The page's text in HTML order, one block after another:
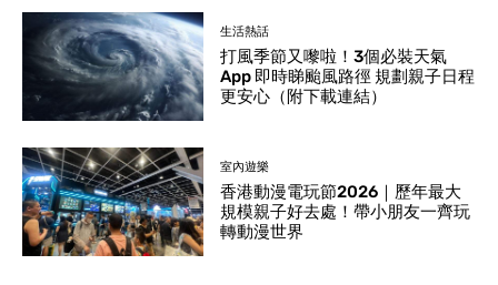
生活熱話
打風季節又嚟啦！3個必裝天氣
App 即時睇颱風路徑 規劃親子日程
更安心（附下載連結）
室內遊樂
香港動漫電玩節2026｜歷年最大
規模親子好去處！帶小朋友一齊玩
轉動漫世界